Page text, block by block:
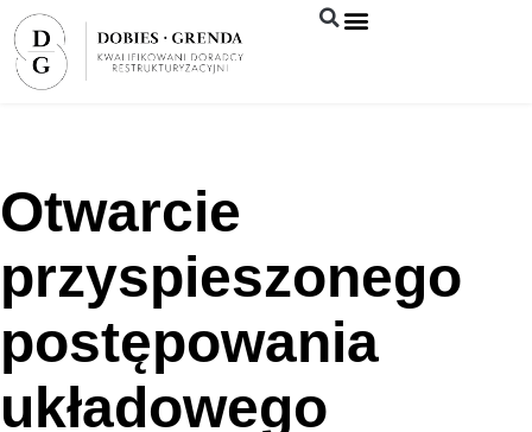
Otwarcie
przyspieszonego
postępowania
układowego